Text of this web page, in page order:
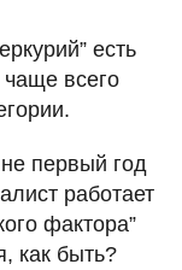
есть
чаще всего
первый год
работает
фактора”
как быть?